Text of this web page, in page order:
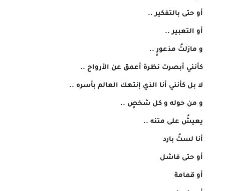
أو حتى بالتفكير ..
أو التعبير ..
و مازلتُ مذعورٍ ..
كأنني أبصرت نظرة أعمق عن الأرواح ..
لا بل كأنني أنا الذي إنتهك العالم بأسره ..
و من حوله و كل شخصٍ ..
يعيشُ على متنه ..
أنا لستُ بارد
أو حتى فاشل
أو قمامة